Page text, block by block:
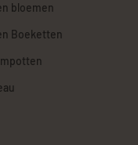
bloemen
Boeketten